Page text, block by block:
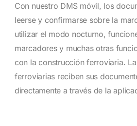
Con nuestro DMS móvil, los
leerse y confirmarse sobre la
utilizar el modo nocturno,
marcadores y muchas otras
con la construcción ferroviaria.
ferroviarias reciben sus
directamente a través de la